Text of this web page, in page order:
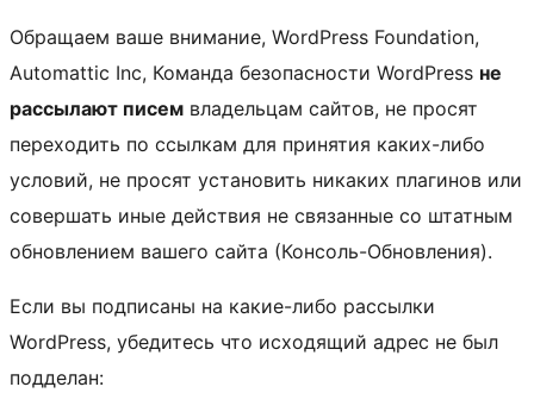
Обращаем ваше внимание, WordPress Foundation,
Automattic Inc, Команда безопасности WordPress не
рассылают писем владельцам сайтов, не просят
переходить по ссылкам для принятия каких-либо
условий, не просят установить никаких плагинов или
совершать иные действия не связанные со штатным
обновлением вашего сайта (Консоль-Обновления).
Если вы подписаны на какие-либо рассылки
WordPress, убедитесь что исходящий адрес не был
подделан: